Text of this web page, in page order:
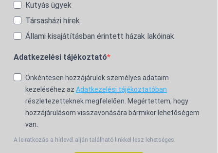
Kutyás ügyek
Társasházi hírek
Állami kisajátításban érintett házak lakóinak
Adatkezelési tájékoztató
Önkéntesen hozzájárulok személyes adataim
kezeléséhez az Adatkezelési tájékoztatóban
részletezetteknek megfelelően. Megértettem, hogy
hozzájárulásom visszavonására bármikor lehetőségem
van.
A leiratkozás a hírlevél alján található linkkel lesz lehetséges.